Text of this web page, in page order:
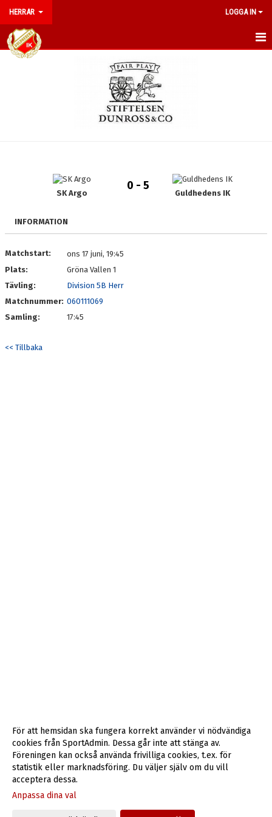
HERRAR LOGGA IN
HEM
MATCHER
POÄNGLIGA 2026
STATISTIK 2026
PINNEJAKTEN 2026
SK Argo
0 - 5
Guldhedens IK
INFORMATION
Matchstart:
ons 17 juni, 19:45
Plats:
Gröna Vallen 1
Tävling:
Division 5B Herr
Matchnummer: 060111069
Samling:
17:45
<< Tillbaka
Gå till Webbversion
För att hemsidan ska fungera korrekt använder vi nödvändiga
cookies från SportAdmin. Dessa går inte att stänga av.
Föreningen kan också använda frivilliga cookies, t.ex. för
statistik eller marknadsföring. Du väljer själv om du vill
acceptera dessa.
Anpassa dina val